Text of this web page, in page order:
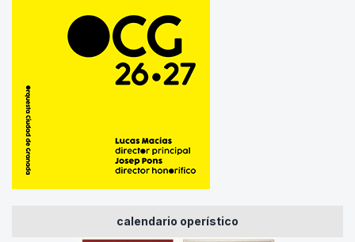
calendario operístico